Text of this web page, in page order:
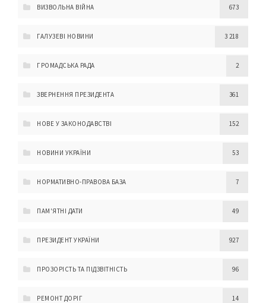
ВИЗВОЛЬНА ВІЙНА 673
ГАЛУЗЕВІ НОВИНИ 3 218
ГРОМАДСЬКА РАДА 2
ЗВЕРНЕННЯ ПРЕЗИДЕНТА 361
НОВЕ У ЗАКОНОДАВСТВІ 152
НОВИНИ УКРАЇНИ 53
НОРМАТИВНО-ПРАВОВА БАЗА 7
ПАМ'ЯТНІ ДАТИ 49
ПРЕЗИДЕНТ УКРАЇНИ 927
ПРОЗОРІСТЬ ТА ПІДЗВІТНІСТЬ 96
РЕМОНТ ДОРІГ 14